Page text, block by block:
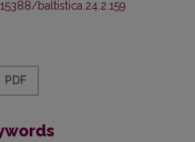
baltistica.24.2.159
PDF